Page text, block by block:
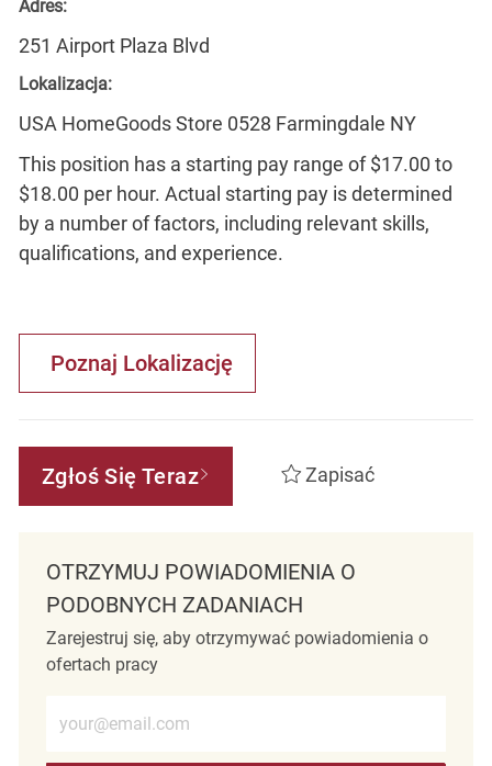
Adres:
251 Airport Plaza Blvd
Lokalizacja:
USA HomeGoods Store 0528 Farmingdale NY
This position has a starting pay range of $17.00 to
$18.00 per hour. Actual starting pay is determined
by a number of factors, including relevant skills,
qualifications, and experience.
Poznaj Lokalizację
Zgłoś Się Teraz Zapisać
OTRZYMUJ POWIADOMIENIA O
PODOBNYCH ZADANIACH
Zarejestruj się, aby otrzymywać powiadomienia o
ofertach pracy